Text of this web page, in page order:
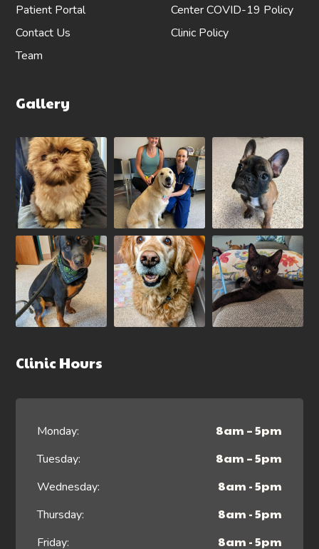
Patient Portal
Contact Us
Team
CenterCOVID-19 Policy
Clinic Policy
Gallery
Clinic Hours
Monday: 8am – 5pm
Tuesday: 8am – 5pm
Wednesday: 8am - 5pm
Thursday: 8am - 5pm
Friday: 8am - 5pm